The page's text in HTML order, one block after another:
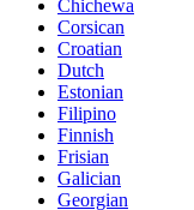
Chichewa
Corsican
Croatian
Dutch
Estonian
Filipino
Finnish
Frisian
Galician
Georgian